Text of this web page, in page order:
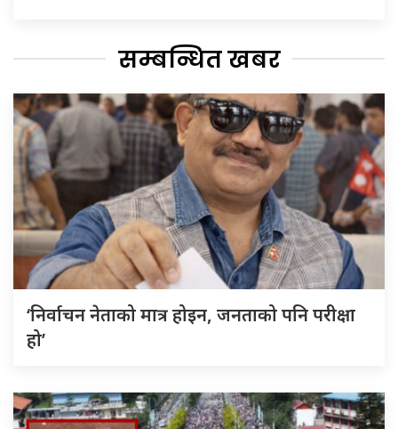
सम्बन्धित खबर
‘निर्वाचन नेताको मात्र होइन, जनताको पनि परीक्षा
हो’